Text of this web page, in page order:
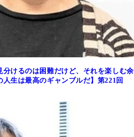
分けるのは困難だけど、それを楽しむ余
生は最高のギャンブルだ】第221回